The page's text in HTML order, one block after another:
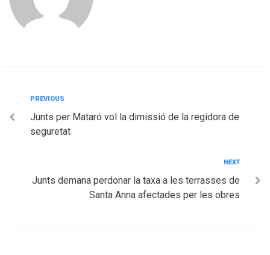
Navegació
d'entrades
Previous
PREVIOUS
Junts per Mataró vol la dimissió de la regidora de
seguretat
NEXT
Junts demana perdonar la taxa a les terrasses de
Santa Anna afectades per les obres